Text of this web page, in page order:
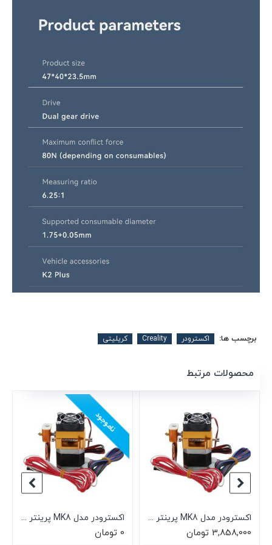
برچسب ها: اکسترودر Creality کریلیتی
محصولات مرتبط
اکسترودر مدل MK8 پرینتر سه بعدی (فیلامنت 1.75mm، هیتر، ترمیستور)
3,858,000 تومان
ناموجود
اکسترودر مدل MK8 پرینتر سه بعدی (فیلامنت 3mm، هیتر، ترمیستور)
0 تومان